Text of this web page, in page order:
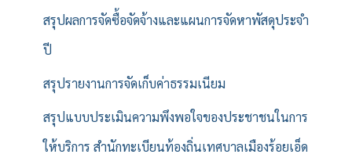
สรุปผลการจัดซื้อจัดจ้างและแผนการจัดหาพัสดุประจำ
ปี
สรุปรายงานการจัดเก็บค่าธรรมเนียม
สรุปแบบประเมินความพึงพอใจของประชาชนในการ
ให้บริการ สำนักทะเบียนท้องถิ่นเทศบาลเมืองร้อยเอ็ด